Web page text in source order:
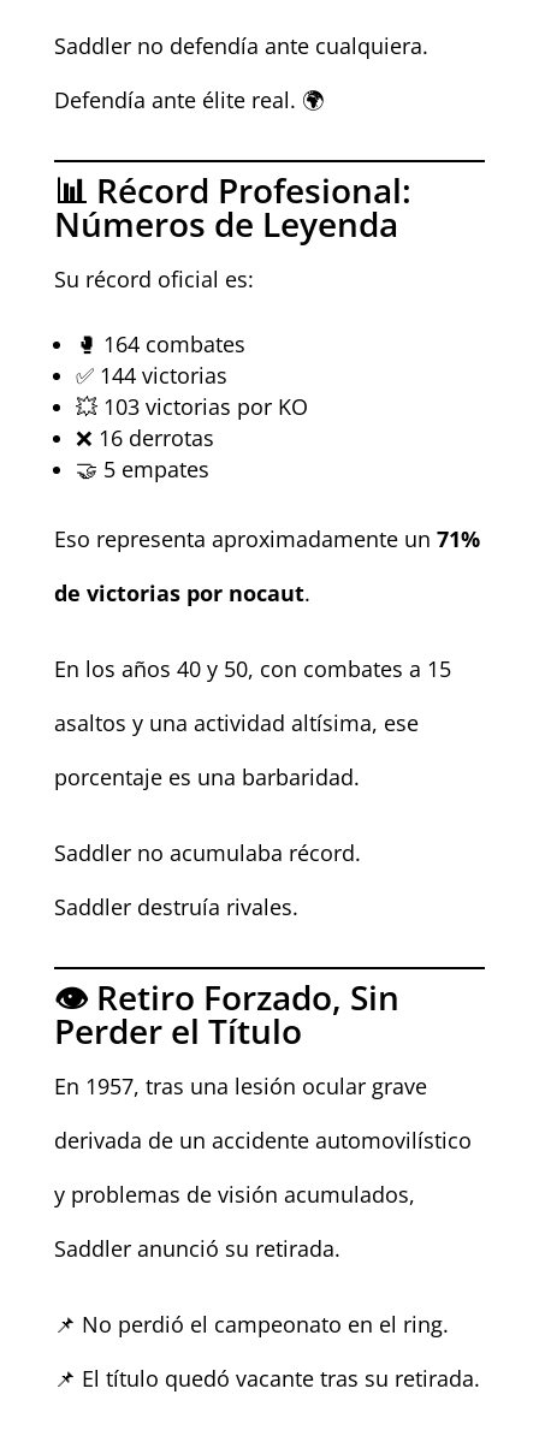
Saddler no defendía ante cualquiera.
Defendía ante élite real. 🌍
📊 Récord Profesional:
Números de Leyenda
Su récord oficial es:
🥊 164 combates
✅ 144 victorias
💥 103 victorias por KO
❌ 16 derrotas
🤝 5 empates
Eso representa aproximadamente un 71%
de victorias por nocaut.
En los años 40 y 50, con combates a 15
asaltos y una actividad altísima, ese
porcentaje es una barbaridad.
Saddler no acumulaba récord.
Saddler destruía rivales.
👁️ Retiro Forzado, Sin
Perder el Título
En 1957, tras una lesión ocular grave
derivada de un accidente automovilístico
y problemas de visión acumulados,
Saddler anunció su retirada.
📌 No perdió el campeonato en el ring.
📌 El título quedó vacante tras su retirada.